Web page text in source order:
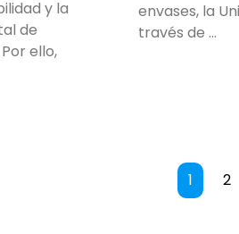
y la
de
ello,
envases, la
través de …
1 2